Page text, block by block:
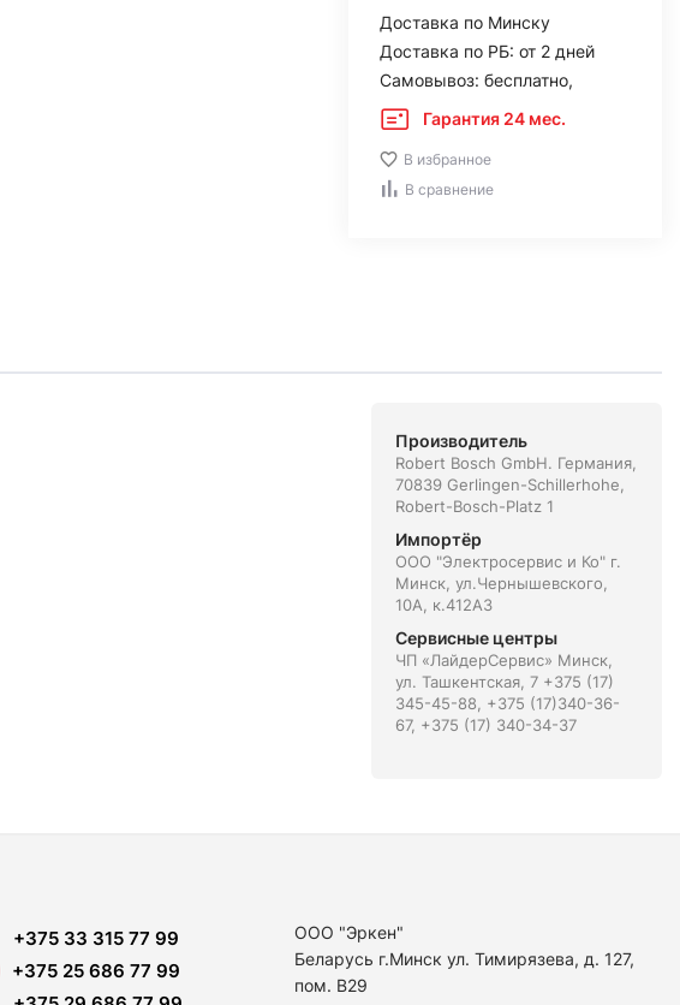
Доставка по Минску
Доставка по РБ: от 2 дней
Самовывоз: бесплатно,
Гарантия 24 мес.
В избранное
В сравнение
Производитель
Robert Bosch GmbH. Германия,
70839 Gerlingen-Schillerhohe,
Robert-Bosch-Platz 1
Импортёр
ООО "Электросервис и Ко" г.
Минск, ул.Чернышевского,
10А, к.412АЗ
Сервисные центры
ЧП «ЛайдерСервис» Минск,
ул. Ташкентская, 7 +375 (17)
345-45-88, +375 (17)340-36-
67, +375 (17) 340-34-37
+375 33 315 77 99
+375 25 686 77 99
ООО "Эркен"
Беларусь г.Минск ул. Тимирязева, д. 127,
пом. В29